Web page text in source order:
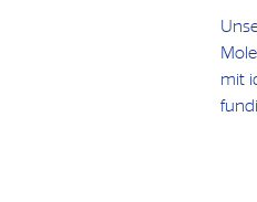
mit